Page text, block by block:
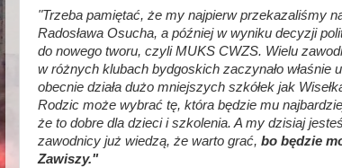
"Trzeba pamiętać, że my najpierw przekazaliśmy
Radosława Osucha, a później w wyniku decyzji
do nowego tworu, czyli MUKS CWZS. Wielu
w różnych klubach bydgoskich zaczynało właśnie
obecnie działa dużo mniejszych szkółek jak
Rodzic może wybrać tę, która będzie mu
że to dobre dla dzieci i szkolenia. A my dzisiaj
zawodnicy już wiedzą, że warto grać, bo będzie
Zawiszy."